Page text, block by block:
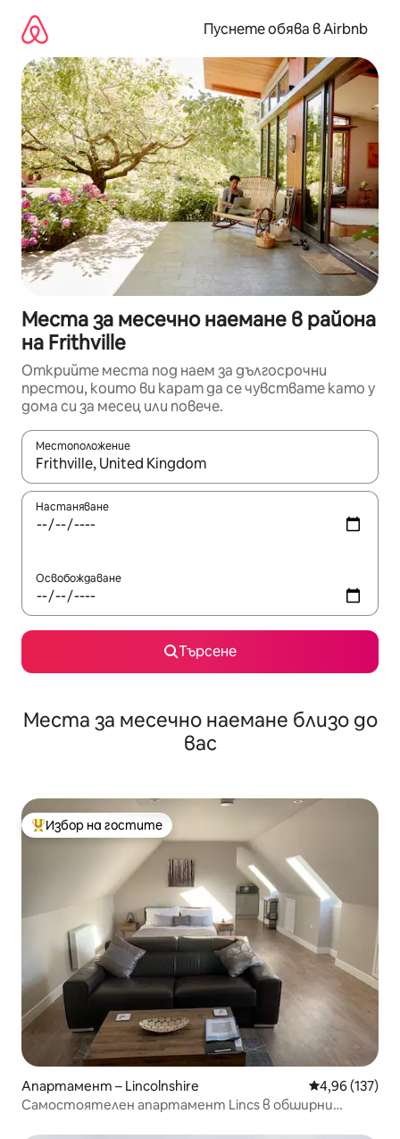
съдържанието
Пуснете обява в Airbnb
Места за месечно наемане в района
на Frithville
Открийте места под наем за дългосрочни
престои, които ви карат да се чувствате като у
дома си за месец или повече.
Местоположение
Когато резултатите се покажат, използвайте
Настаняване
Освобождаване
Търсене
Места за месечно наемане близо до
вас
Най-популярен избор на гостите
Избор на гостите
Апартамент – Lincolnshire Средна
4,96 (137)
Самостоятелен апартамент Lincs в обширни